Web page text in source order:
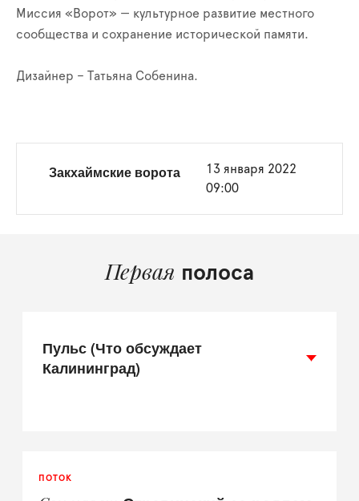
Миссия «Ворот» — культурное развитие местного
сообщества и сохранение исторической памяти.
Дизайнер – Татьяна Собенина.
Закхаймские ворота
13 января 2022
09:00
Первая полоса
ПОТОК
Пульс (Что обсуждает
Калининград)